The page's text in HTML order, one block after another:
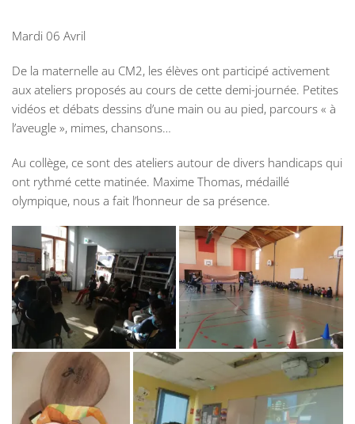
Mardi 06 Avril
De la maternelle au CM2, les élèves ont participé activement
aux ateliers proposés au cours de cette demi-journée. Petites
vidéos et débats dessins d’une main ou au pied, parcours « à
l’aveugle », mimes, chansons…
Au collège, ce sont des ateliers autour de divers handicaps qui
ont rythmé cette matinée. Maxime Thomas, médaillé
olympique, nous a fait l’honneur de sa présence.